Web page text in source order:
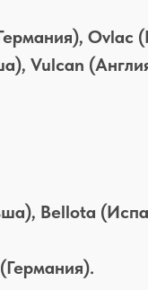
Ovlac
Vulcan
Bellota